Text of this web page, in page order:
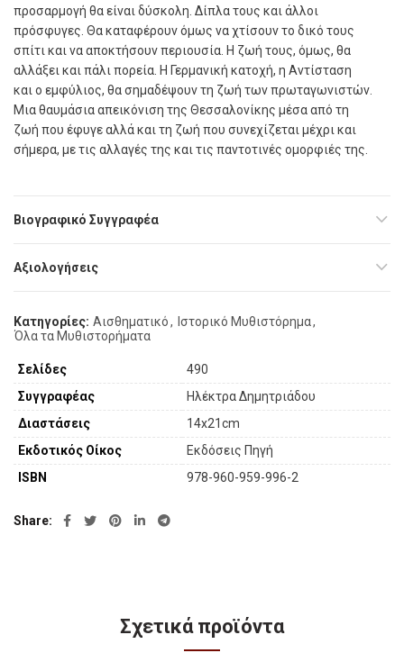
προσαρμογή θα είναι δύσκολη. Δίπλα τους και άλλοι
πρόσφυγες. Θα καταφέρουν όμως να χτίσουν το δικό τους
σπίτι και να αποκτήσουν περιουσία. Η ζωή τους, όμως, θα
αλλάξει και πάλι πορεία. Η Γερμανική κατοχή, η Αντίσταση
και ο εμφύλιος, θα σημαδέψουν τη ζωή των πρωταγωνιστών.
Μια θαυμάσια απεικόνιση της Θεσσαλονίκης μέσα από τη
ζωή που έφυγε αλλά και τη ζωή που συνεχίζεται μέχρι και
σήμερα, με τις αλλαγές της και τις παντοτινές ομορφιές της.
Βιογραφικό Συγγραφέα
Αξιολογήσεις
Κατηγορίες: Αισθηματικό, Ιστορικό Μυθιστόρημα,
Όλα τα Μυθιστορήματα
Σελίδες
490
Συγγραφέας
Ηλέκτρα Δημητριάδου
Διαστάσεις
14x21cm
Εκδοτικός Οίκος
Εκδόσεις Πηγή
ISBN
978-960-959-996-2
Share
Σχετικά προϊόντα